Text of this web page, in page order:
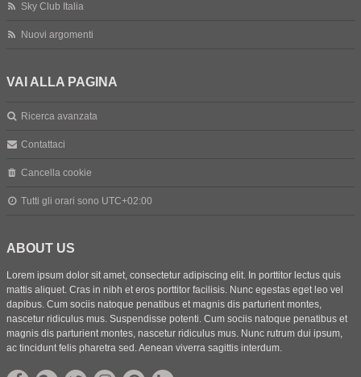
Sky Club Italia
Nuovi argomenti
VAI ALLA PAGINA
Ricerca avanzata
Contattaci
Cancella cookie
Tutti gli orari sono UTC+02:00
ABOUT US
Lorem ipsum dolor sit amet, consectetur adipiscing elit. In porttitor lectus quis
mattis aliquet. Cras in nibh et eros porttitor facilisis. Nunc egestas eget leo vel
dapibus. Cum sociis natoque penatibus et magnis dis parturient montes,
nascetur ridiculus mus. Suspendisse potenti. Cum sociis natoque penatibus et
magnis dis parturient montes, nascetur ridiculus mus. Nunc rutrum dui ipsum,
ac tincidunt felis pharetra sed. Aenean viverra sagittis interdum.